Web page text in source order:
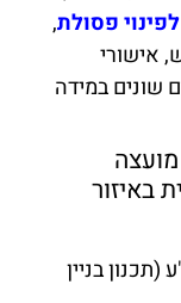
פסולת,
אישורי
שונים במידה
מועצה
באיזור
בניין